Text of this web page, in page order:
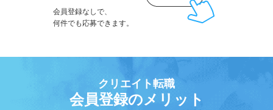
会員登録なしで、
何件でも応募できます。
クリエイト転職
会員登録のメリット